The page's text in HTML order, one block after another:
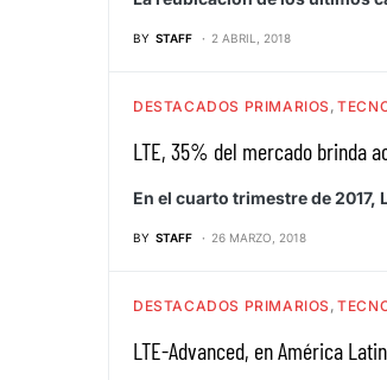
BY STAFF 2 ABRIL, 2018
DESTACADOS PRIMARIOS
LTE, 35% del mercado brinda
En el cuarto trimestre de
BY STAFF 26 MARZO, 2018
DESTACADOS PRIMARIOS
LTE-Advanced, en América